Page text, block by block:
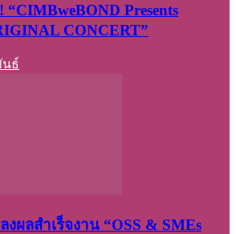
“CIMBweBOND Presents
CONCERT”
นธ์
งผลสำเร็จงาน “OSS & SMEs